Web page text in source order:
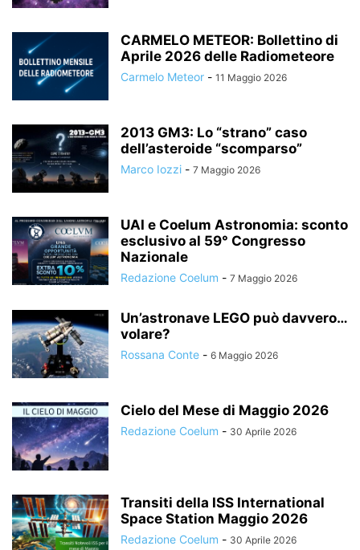
CARMELO METEOR: Bollettino di
Aprile 2026 delle Radiometeore
Carmelo Meteor - 11 Maggio 2026
2013 GM3: Lo “strano” caso
dell’asteroide “scomparso”
Marco Iozzi - 7 Maggio 2026
UAI e Coelum Astronomia: sconto
esclusivo al 59° Congresso
Nazionale
Redazione Coelum - 7 Maggio 2026
Un’astronave LEGO può davvero…
volare?
Rossana Conte - 6 Maggio 2026
Cielo del Mese di Maggio 2026
Redazione Coelum - 30 Aprile 2026
Transiti della ISS International
Space Station Maggio 2026
Redazione Coelum - 30 Aprile 2026